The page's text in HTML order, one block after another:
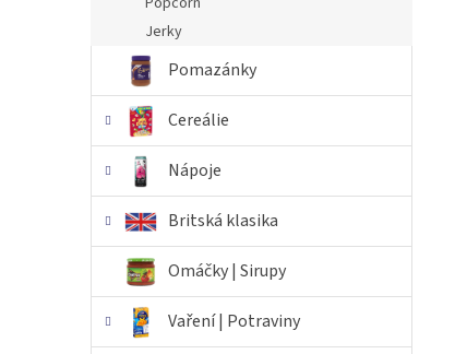
Jerky
Pomazánky
Cereálie
Nápoje
Britská klasika
Omáčky | Sirupy
Vaření | Potraviny